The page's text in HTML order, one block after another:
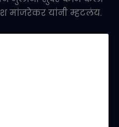
मांजरेकर यांनी म्हटलंय.